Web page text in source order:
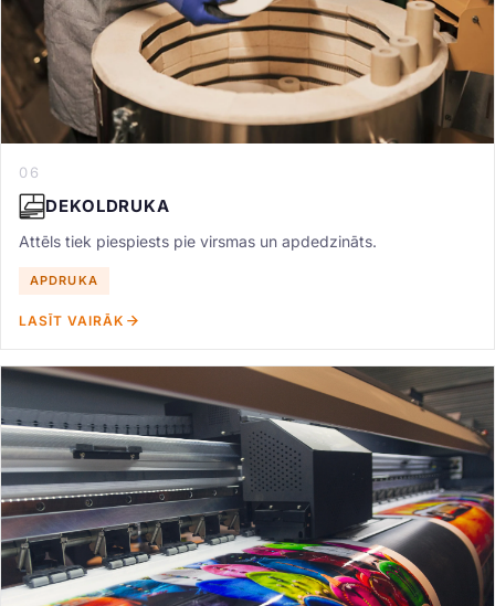
06
DEKOLDRUKA
Attēls tiek piespiests pie virsmas un apdedzināts.
APDRUKA
LASĪT VAIRĀK